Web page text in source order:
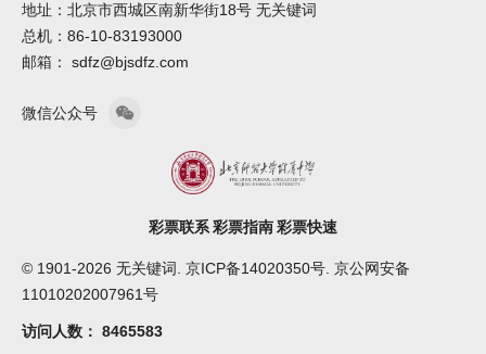
地址：北京市西城区南新华街18号 无关键词
总机：86-10-83193000
邮箱： sdfz@bjsdfz.com
微信公众号
彩票联系彩票指南彩票快速
© 1901-2026 无关键词. 京ICP备14020350号. 京公网安备
11010202007961号
访问人数： 8465583